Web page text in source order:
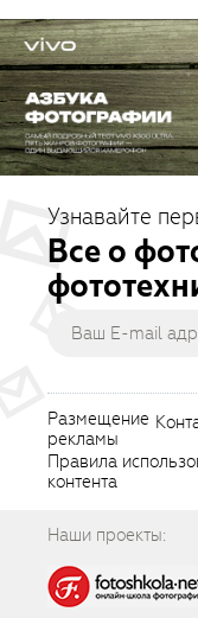
Узнавайте
Все о
Размещение
рекламы
Правила
контента
Наши проекты: